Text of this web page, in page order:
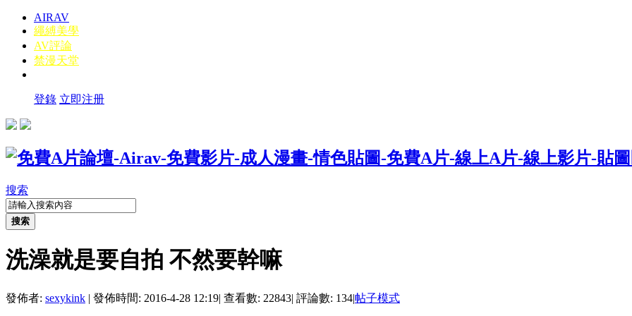
AIRAV
繩縛美學
AV評論
禁漫天堂
登錄 立即注册
搜索
搜索
洗澡就是要自拍 不然要幹嘛
發佈者: sexykink | 發佈時間: 2016-4-28 12:19| 查看數: 22843| 評論數: 134|帖子模式